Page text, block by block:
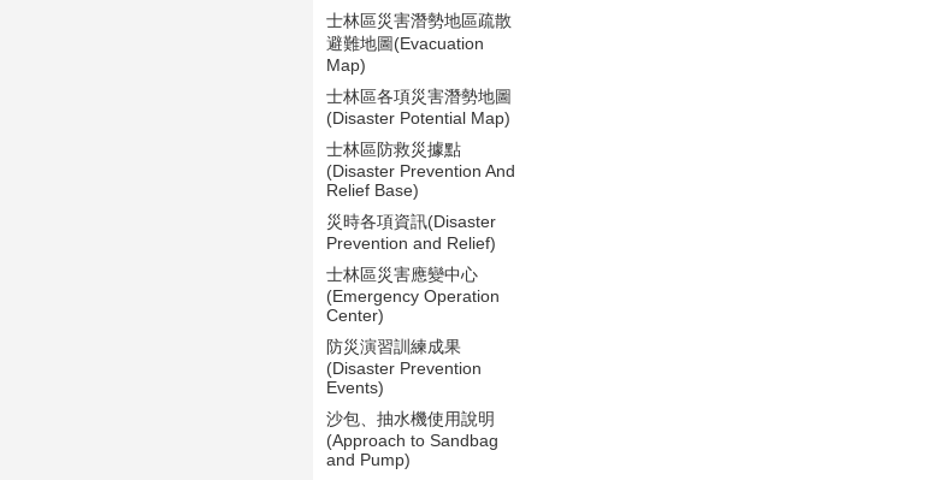
士林區災害潛勢地區疏散
避難地圖(Evacuation
Map)
士林區各項災害潛勢地圖
(Disaster Potential Map)
士林區防救災據點
(Disaster Prevention And
Relief Base)
災時各項資訊(Disaster
Prevention and Relief)
士林區災害應變中心
(Emergency Operation
Center)
防災演習訓練成果
(Disaster Prevention
Events)
沙包、抽水機使用說明
(Approach to Sandbag
and Pump)